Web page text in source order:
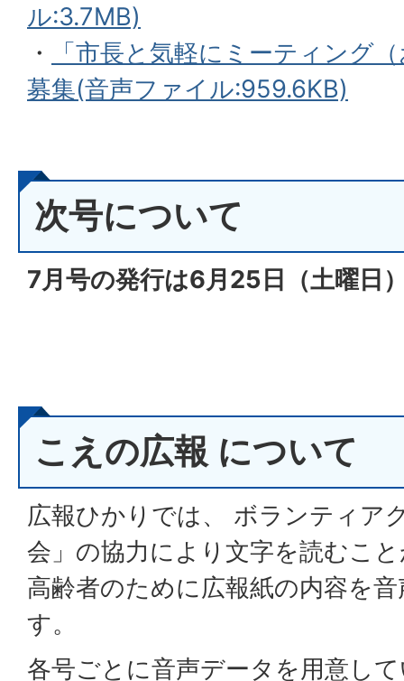
ル:3.7MB)
・
「市長と気軽にミーティング
募集(音声ファイル:959.6KB)
次号について
7月号の発行は6月25 日（土曜日
こえの広報 について
広報ひかりでは、 ボランティア
会」の協力により文字を読むこ
高齢者のために広報紙の内容を
す。
各号ごとに音声データを用意し